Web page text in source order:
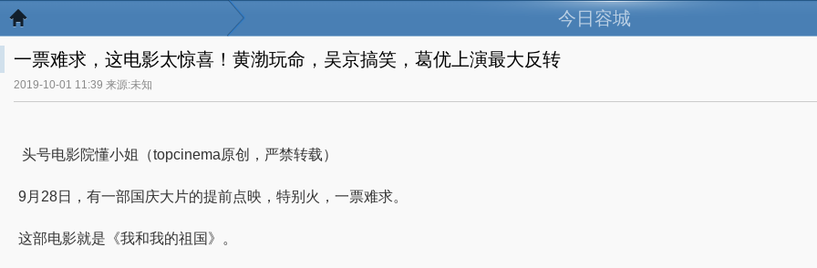
今日容城
一票难求，这电影太惊喜！黄渤玩命，吴京搞笑，葛优上演最大反转
2019-10-01 11:39 来源:未知
头号电影院懂小姐（topcinema原创，严禁转载）
9月28日，有一部国庆大片的提前点映，特别火，一票难求。
这部电影就是《我和我的祖国》。